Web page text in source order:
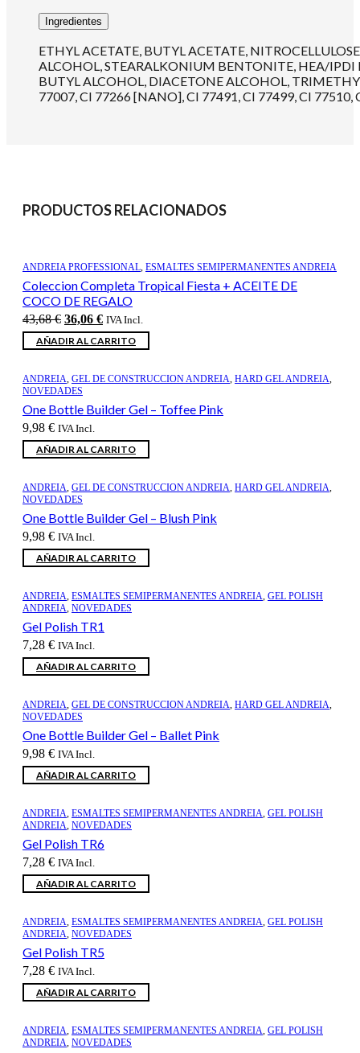
Ingredientes
ETHYL ACETATE, BUTYL ACETATE,
ALCOHOL, STEARALKONIUM BENTONITE, HEA/IPDI
BUTYL ALCOHOL, DIACETONE ALCOHOL,
77007, CI 77266 [NANO], CI 77491, CI 77499, CI 77510,
PRODUCTOS RELACIONADOS
ANDREIA PROFESSIONAL, ESMALTES SEMIPERMANENTES ANDREIA
Coleccion Completa Tropical Fiesta + ACEITE DE
COCO DE REGALO
43,68€ El
precio
original
43,68 €.
36,06 €El
precio
actual
36,06 €.
IVA Incl.
AÑADIR AL CARRITO
ANDREIA, GEL DE CONSTRUCCION ANDREIA, HARD GEL ANDREIA,
NOVEDADES
One Bottle Builder Gel – Toffee Pink
9,98 € IVA Incl.
AÑADIR AL CARRITO
ANDREIA, GEL DE CONSTRUCCION ANDREIA, HARD GEL ANDREIA,
NOVEDADES
One Bottle Builder Gel – Blush Pink
9,98 € IVA Incl.
AÑADIR AL CARRITO
ANDREIA, ESMALTES SEMIPERMANENTES ANDREIA, GEL POLISH
ANDREIA, NOVEDADES
Gel Polish TR1
7,28 € IVA Incl.
AÑADIR AL CARRITO
ANDREIA, GEL DE CONSTRUCCION ANDREIA, HARD GEL ANDREIA,
NOVEDADES
One Bottle Builder Gel – Ballet Pink
9,98 € IVA Incl.
AÑADIR AL CARRITO
ANDREIA, ESMALTES SEMIPERMANENTES ANDREIA, GEL POLISH
ANDREIA, NOVEDADES
Gel Polish TR6
7,28 € IVA Incl.
AÑADIR AL CARRITO
ANDREIA, ESMALTES SEMIPERMANENTES ANDREIA, GEL POLISH
ANDREIA, NOVEDADES
Gel Polish TR5
7,28 € IVA Incl.
AÑADIR AL CARRITO
ANDREIA, ESMALTES SEMIPERMANENTES ANDREIA, GEL POLISH
ANDREIA, NOVEDADES